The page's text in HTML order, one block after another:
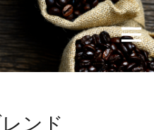
ンド